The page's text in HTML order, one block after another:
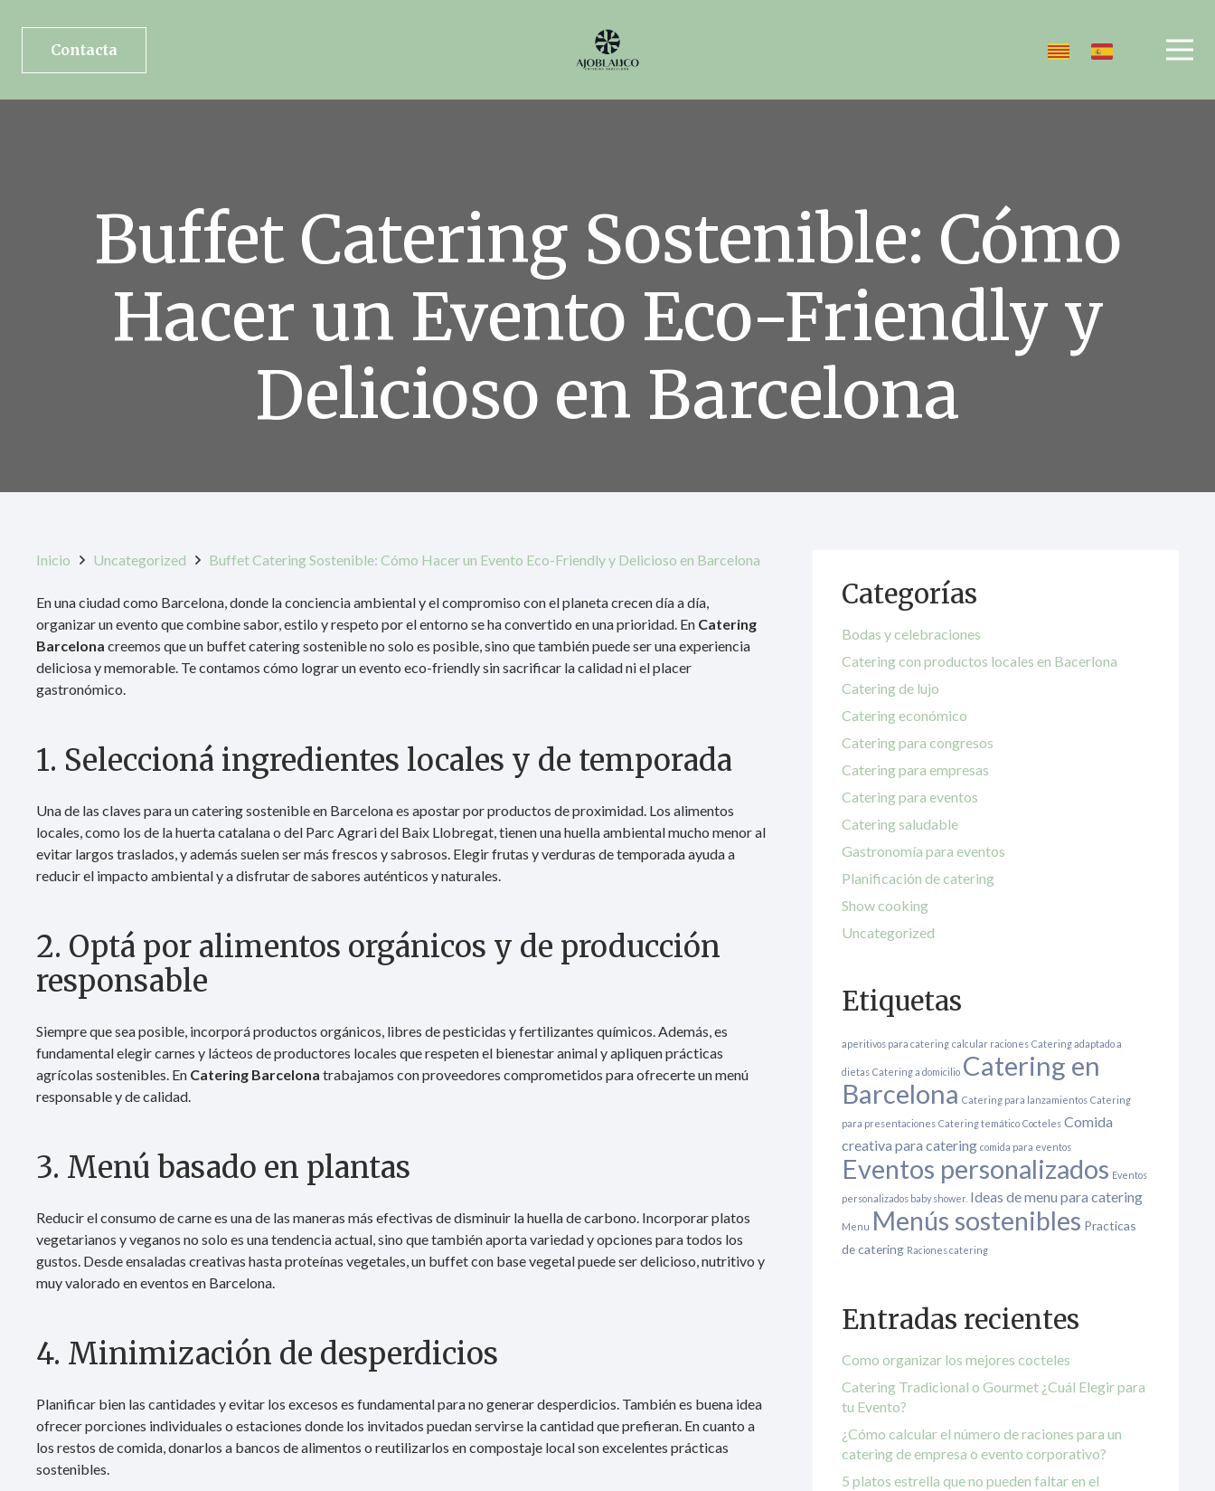
Contacta
Buffet Catering Sostenible: Cómo
Hacer un Evento Eco-Friendly y
Delicioso en Barcelona
Inicio Uncategorized Buffet Catering Sostenible: Cómo Hacer un Evento Eco-Friendly y Delicioso en Barcelona
En una ciudad como Barcelona, donde la conciencia ambiental y el compromiso con el planeta crecen día a día,
organizar un evento que combine sabor, estilo y respeto por el entorno se ha convertido en una prioridad. En Catering
Barcelona creemos que un buffet catering sostenible no solo es posible, sino que también puede ser una experiencia
deliciosa y memorable. Te contamos cómo lograr un evento eco-friendly sin sacrificar la calidad ni el placer
gastronómico.
1. Seleccioná ingredientes locales y de temporada
Una de las claves para un catering sostenible en Barcelona es apostar por productos de proximidad. Los alimentos
locales, como los de la huerta catalana o del Parc Agrari del Baix Llobregat, tienen una huella ambiental mucho menor al
evitar largos traslados, y además suelen ser más frescos y sabrosos. Elegir frutas y verduras de temporada ayuda a
reducir el impacto ambiental y a disfrutar de sabores auténticos y naturales.
2. Optá por alimentos orgánicos y de producción
responsable
Siempre que sea posible, incorporá productos orgánicos, libres de pesticidas y fertilizantes químicos. Además, es
fundamental elegir carnes y lácteos de productores locales que respeten el bienestar animal y apliquen prácticas
agrícolas sostenibles. En Catering Barcelona trabajamos con proveedores comprometidos para ofrecerte un menú
responsable y de calidad.
3. Menú basado en plantas
Reducir el consumo de carne es una de las maneras más efectivas de disminuir la huella de carbono. Incorporar platos
vegetarianos y veganos no solo es una tendencia actual, sino que también aporta variedad y opciones para todos los
gustos. Desde ensaladas creativas hasta proteínas vegetales, un buffet con base vegetal puede ser delicioso, nutritivo y
muy valorado en eventos en Barcelona.
4. Minimización de desperdicios
Planificar bien las cantidades y evitar los excesos es fundamental para no generar desperdicios. También es buena idea
ofrecer porciones individuales o estaciones donde los invitados puedan servirse la cantidad que prefieran. En cuanto a
los restos de comida, donarlos a bancos de alimentos o reutilizarlos en compostaje local son excelentes prácticas
sostenibles.
Categorías
Bodas y celebraciones
Catering con productos locales en Bacerlona
Catering de lujo
Catering económico
Catering para congresos
Catering para empresas
Catering para eventos
Catering saludable
Gastronomía para eventos
Planificación de catering
Show cooking
Uncategorized
Etiquetas
aperitivos para catering calcular raciones Catering adaptado a
dietas Catering a domicilio Catering en
Barcelona Catering para lanzamientos Catering
para presentaciones Catering temático Cocteles Comida
creativa para catering comida para eventos
Eventos personalizados Eventos
personalizados baby shower. Ideas de menu para catering
Menu Menús sostenibles Practicas
de catering Raciones catering
Entradas recientes
Como organizar los mejores cocteles
Catering Tradicional o Gourmet ¿Cuál Elegir para
tu Evento?
¿Cómo calcular el número de raciones para un
catering de empresa o evento corporativo?
5 platos estrella que no pueden faltar en el